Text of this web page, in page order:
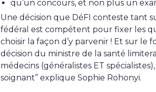
qu’un concours, et non plus un
Une décision que DéFI conteste tant
fédéral est compétent pour fixer les
choisir la façon d’y parvenir ! Et sur le
décision du ministre de la santé
médecins (généralistes ET
soignant” explique Sophie Rohonyi.